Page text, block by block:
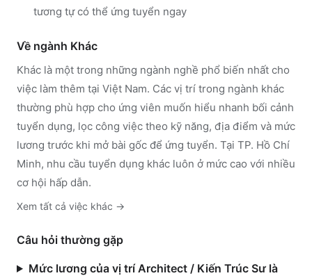
tương tự có thể ứng tuyển ngay
Về ngành Khác
Khác là một trong những ngành nghề phổ biến nhất cho
việc làm thêm tại Việt Nam. Các vị trí trong ngành khác
thường phù hợp cho ứng viên muốn hiểu nhanh bối cảnh
tuyển dụng, lọc công việc theo kỹ năng, địa điểm và mức
lương trước khi mở bài gốc để ứng tuyển. Tại TP. Hồ Chí
Minh, nhu cầu tuyển dụng khác luôn ở mức cao với nhiều
cơ hội hấp dẫn.
Xem tất cả việc khác →
Câu hỏi thường gặp
Mức lương của vị trí Architect / Kiến Trúc Sư là